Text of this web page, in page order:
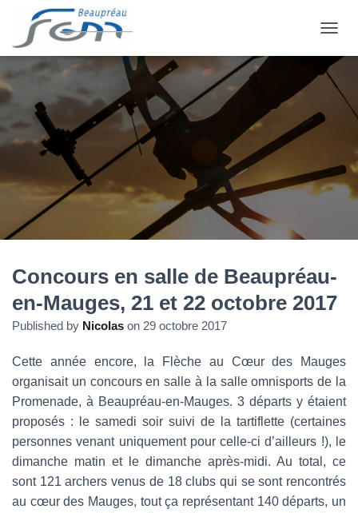
Concours en salle de Beaupréau-
en-Mauges, 21 et 22 octobre 2017
Published by Nicolas on 29 octobre 2017
Cette année encore, la Flèche au Cœur des Mauges
organisait un concours en salle à la salle omnisports de la
Promenade, à Beaupréau-en-Mauges. 3 départs y étaient
proposés : le samedi soir suivi de la tartiflette (certaines
personnes venant uniquement pour celle-ci d’ailleurs !), le
dimanche matin et le dimanche après-midi. Au total, ce
sont 121 archers venus de 18 clubs qui se sont rencontrés
au cœur des Mauges, tout ça représentant 140 départs, un